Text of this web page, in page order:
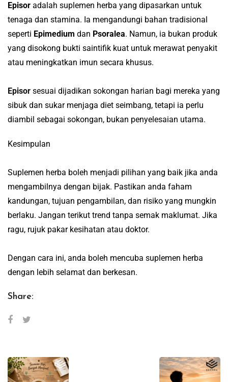
Episor adalah suplemen herba yang dipasarkan untuk
tenaga dan stamina. Ia mengandungi bahan tradisional
seperti Epimedium dan Psoralea. Namun, ia bukan produk
yang disokong bukti saintifik kuat untuk merawat penyakit
atau meningkatkan imun secara khusus.
Episor sesuai dijadikan sokongan harian bagi mereka yang
sibuk dan sukar menjaga diet seimbang, tetapi ia perlu
diambil sebagai sokongan, bukan penyelesaian utama.
Kesimpulan
Suplemen herba boleh menjadi pilihan yang baik jika anda
mengambilnya dengan bijak. Pastikan anda faham
kandungan, tujuan pengambilan, dan risiko yang mungkin
berlaku. Jangan terikut trend tanpa semak maklumat. Jika
ragu, rujuk pakar kesihatan atau doktor.
Dengan cara ini, anda boleh mencuba suplemen herba
dengan lebih selamat dan berkesan.
Share: